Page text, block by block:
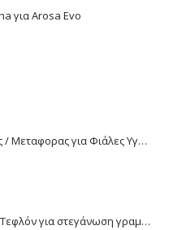
για Arosa Evo
OEM Βάση Στήριξης / Μεταφορας για Φιάλες Υγραερίου 10 kg & 13 kg με ροδάκια
Facot Ειδική ταινία Τεφλόν για στεγάνωση γραμμών αερίου 12m